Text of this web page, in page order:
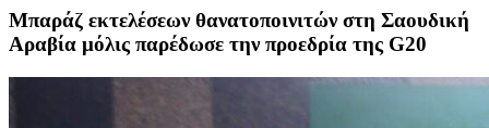
Μπαράζ εκτελέσεων θανατοποινιτών στη Σαουδική
Αραβία μόλις παρέδωσε την προεδρία της G20